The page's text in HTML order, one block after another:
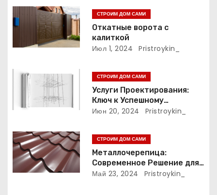
я
п
о
з
а
п
и
с
я
СТРОИМ ДОМ САМИ
Откатные ворота с
калиткой
Июл 1, 2024 Pristroykin_
СТРОИМ ДОМ САМИ
Услуги Проектирования:
Ключ к Успешному
Реализации Ваших Идей
Июн 20, 2024 Pristroykin_
СТРОИМ ДОМ САМИ
Металлочерепица:
Современное Решение для
Крыши
Май 23, 2024 Pristroykin_